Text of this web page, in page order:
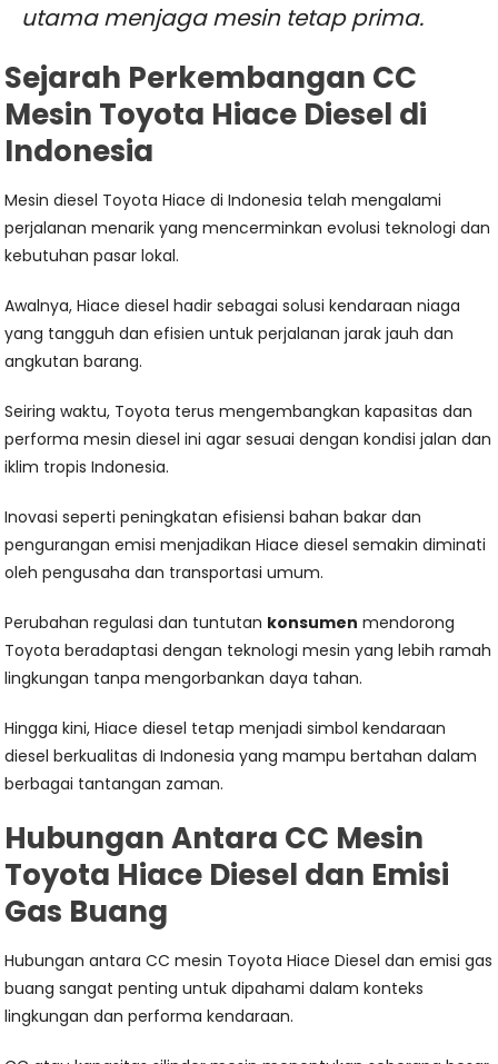
utama menjaga mesin tetap prima.
Sejarah Perkembangan CC
Mesin Toyota Hiace Diesel di
Indonesia
Mesin diesel Toyota Hiace di Indonesia telah mengalami
perjalanan menarik yang mencerminkan evolusi teknologi dan
kebutuhan pasar lokal.
Awalnya, Hiace diesel hadir sebagai solusi kendaraan niaga
yang tangguh dan efisien untuk perjalanan jarak jauh dan
angkutan barang.
Seiring waktu, Toyota terus mengembangkan kapasitas dan
performa mesin diesel ini agar sesuai dengan kondisi jalan dan
iklim tropis Indonesia.
Inovasi seperti peningkatan efisiensi bahan bakar dan
pengurangan emisi menjadikan Hiace diesel semakin diminati
oleh pengusaha dan transportasi umum.
Perubahan regulasi dan tuntutan konsumen mendorong
Toyota beradaptasi dengan teknologi mesin yang lebih ramah
lingkungan tanpa mengorbankan daya tahan.
Hingga kini, Hiace diesel tetap menjadi simbol kendaraan
diesel berkualitas di Indonesia yang mampu bertahan dalam
berbagai tantangan zaman.
Hubungan Antara CC Mesin
Toyota Hiace Diesel dan Emisi
Gas Buang
Hubungan antara CC mesin Toyota Hiace Diesel dan emisi gas
buang sangat penting untuk dipahami dalam konteks
lingkungan dan performa kendaraan.